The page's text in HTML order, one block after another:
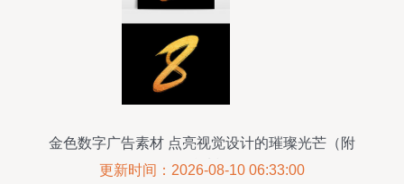
金色数字广告素材 点亮视觉设计的璀璨光芒（附
279款精选模板）
更新时间：2026-08-10 06:33:00